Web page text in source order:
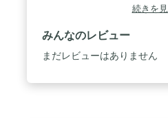
続きを
みんなのレビュー
まだレビューはありません